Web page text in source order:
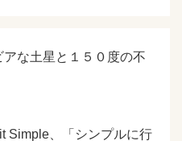
な土星と１５０度の不
Simple、「シンプルに行